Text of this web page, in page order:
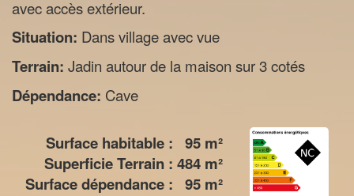
avec accès extérieur.
Situation: Dans village avec vue
Terrain: Jadin autour de la maison sur 3 cotés
Dépendance: Cave
Surface habitable : 95 m²
Superficie Terrain : 484 m²
Surface dépendance : 95 m²